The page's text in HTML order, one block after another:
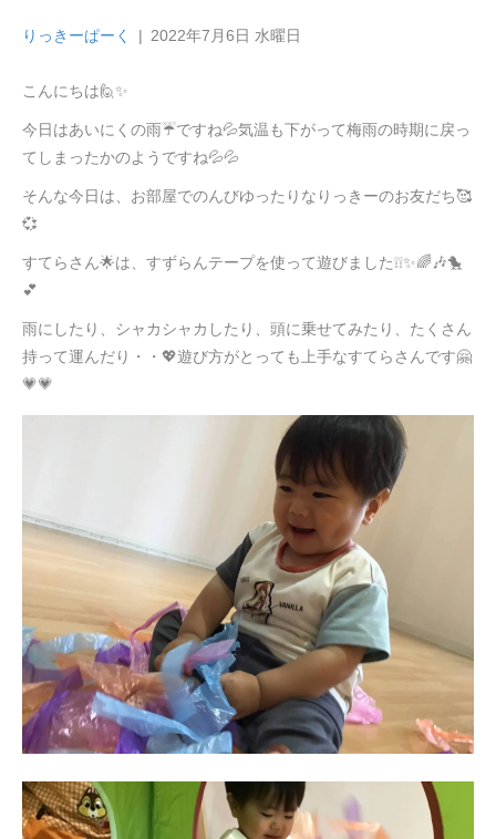
りっきーぱーく | 2022年7月6日 水曜日
こんにちは🙋✨
今日はあいにくの雨☔ですね💦気温も下がって梅雨の時期に戻っ
てしまったかのようですね💦💦
そんな今日は、お部屋でのんびゆったりなりっきーのお友だち🥰
💞
すてらさん🌟は、すずらんテープを使って遊びました❕❕✨🌈🎶🐤
💕
雨にしたり、シャカシャカしたり、頭に乗せてみたり、たくさん
持って運んだり・・💖遊び方がとっても上手なすてらさんです🤗
💗💗